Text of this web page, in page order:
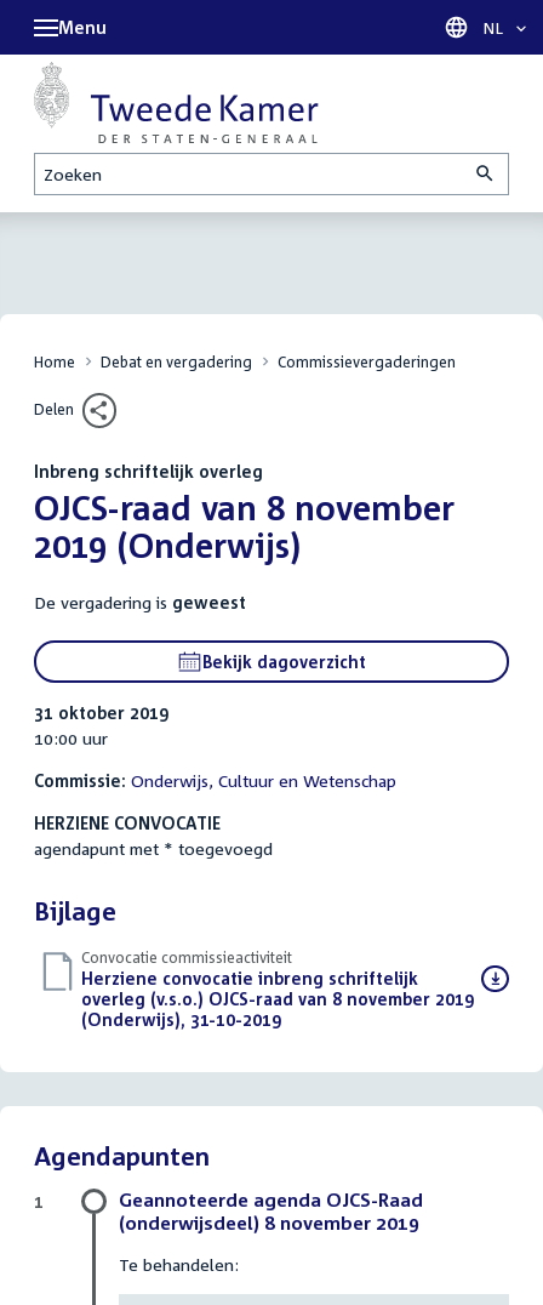
Zoeken
Menu Taal
NL
Home Debat en vergadering Commissievergaderingen
Delen
Inbreng schriftelijk overleg
:OJCS-raad van 8 november
2019 (Onderwijs)
De vergadering is geweest
Bekijk dagoverzicht
31 oktober 2019
10:00 uur
Commissie: Onderwijs, Cultuur en Wetenschap
HERZIENE CONVOCATIE
agendapunt met * toegevoegd
Bijlage
Convocatie commissieactiviteit
Download
bestand:
Herziene convocatie inbreng schriftelijk
overleg (v.s.o.) OJCS-raad van 8 november 2019
(Onderwijs), 31-10-2019(PDF)
Agendapunten
Geannoteerde agenda OJCS-Raad
(onderwijsdeel) 8 november 2019
Te behandelen:
1